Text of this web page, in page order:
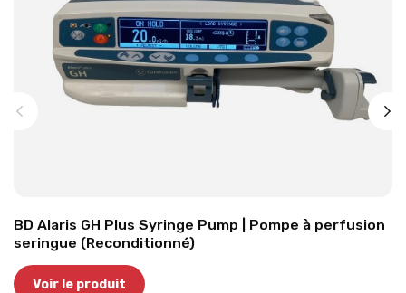
BD Alaris GH Plus Syringe Pump | Pompe à perfusion
seringue (Reconditionné)
Voir le produit